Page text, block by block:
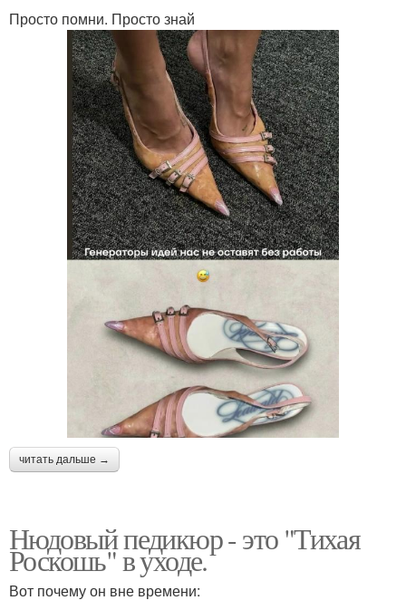
Просто помни. Просто знай
читать дальше →
Нюдовый педикюр - это "Тихая
Роскошь" в уходе.
Вот почему он вне времени: